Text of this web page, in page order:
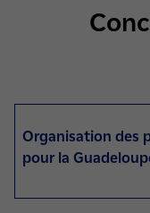
Organisation des
pour la